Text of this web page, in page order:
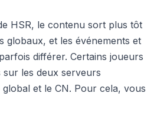
HSR, le contenu sort plus tôt
globaux, et les événements et
différer. Certains joueurs
les deux serveurs
et le CN. Pour cela, vous